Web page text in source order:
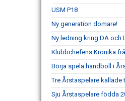
USM P18
Ny generation domare!
Ny ledning kring DA och
Klubbchefens Krönika
Börja spela handboll i
Tre Årstaspelare
Sju Årstaspelare födda